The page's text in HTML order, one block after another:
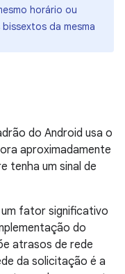
horário ou
da mesma
do Android usa o
aproximadamente
tenha um sinal de
fator significativo
do
atrasos de rede
da solicitação é a